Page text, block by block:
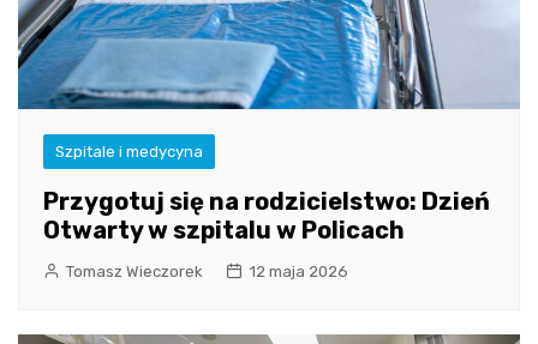
Szpitale i medycyna
Przygotuj się na rodzicielstwo: Dzień
Otwarty w szpitalu w Policach
Tomasz Wieczorek 12 maja 2026